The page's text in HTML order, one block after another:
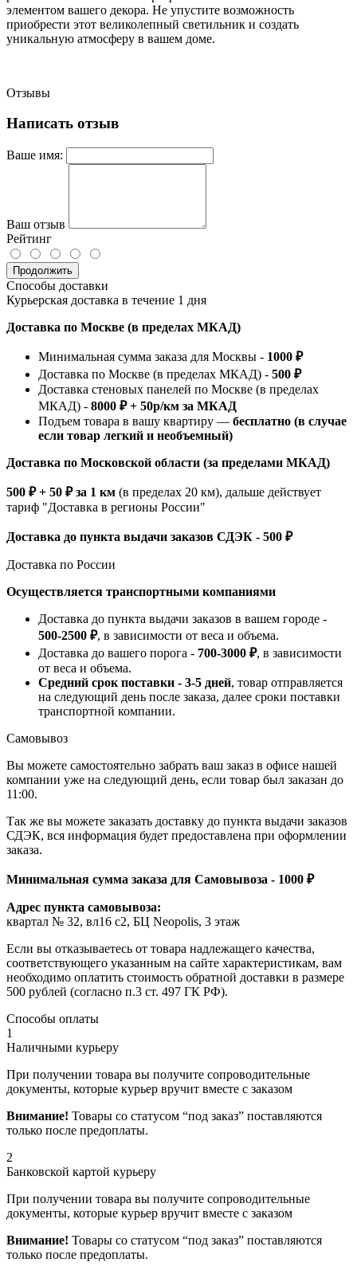
элементом вашего декора. Не упустите возможность
приобрести этот великолепный светильник и создать
уникальную атмосферу в вашем доме.
Отзывы
Написать отзыв
Ваше имя:
Ваш отзыв
Рейтинг
Продолжить
Способы доставки
Курьерская доставка в течение 1 дня
Доставка по Москве (в пределах МКАД)
Минимальная сумма заказа для Москвы - 1000 ₽
Доставка по Москве (в пределах МКАД) - 500 ₽
Доставка стеновых панелей по Москве (в пределах
МКАД) - 8000 ₽ + 50р/км за МКАД
Подъем товара в вашу квартиру — бесплатно (в случае
если товар легкий и необъемный)
Доставка по Московской области (за пределами МКАД)
500 ₽ + 50 ₽ за 1 км (в пределах 20 км), дальше действует
тариф "Доставка в регионы России"
Доставка до пункта выдачи заказов СДЭК - 500 ₽
Доставка по России
Осуществляется транспортными компаниями
Доставка до пункта выдачи заказов в вашем городе -
500-2500 ₽, в зависимости от веса и объема.
Доставка до вашего порога - 700-3000 ₽, в зависимости
от веса и объема.
Средний срок поставки - 3-5 дней, товар отправляется
на следующий день после заказа, далее сроки поставки
транспортной компании.
Самовывоз
Вы можете самостоятельно забрать ваш заказ в офисе нашей
компании уже на следующий день, если товар был заказан до
11:00.
Так же вы можете заказать доставку до пункта выдачи заказов
СДЭК, вся информация будет предоставлена при оформлении
заказа.
Минимальная сумма заказа для Самовывоза - 1000 ₽
Адрес пункта самовывоза:
квартал № 32, вл16 с2, БЦ Neopolis, 3 этаж
Если вы отказываетесь от товара надлежащего качества,
соответствующего указанным на сайте характеристикам, вам
необходимо оплатить стоимость обратной доставки в размере
500 рублей (согласно п.3 ст. 497 ГК РФ).
Способы оплаты
1
Наличными курьеру
При получении товара вы получите сопроводительные
документы, которые курьер вручит вместе с заказом
Внимание! Товары со статусом “под заказ” поставляются
только после предоплаты.
2
Банковской картой курьеру
При получении товара вы получите сопроводительные
документы, которые курьер вручит вместе с заказом
Внимание! Товары со статусом “под заказ” поставляются
только после предоплаты.